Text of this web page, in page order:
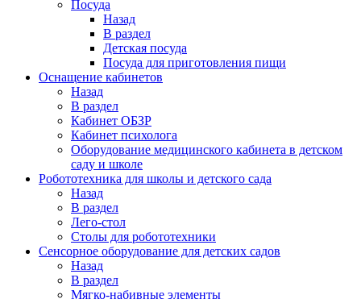
Посуда
Назад
В раздел
Детская посуда
Посуда для приготовления пищи
Оснащение кабинетов
Назад
В раздел
Кабинет ОБЗР
Кабинет психолога
Оборудование медицинского кабинета в детском
саду и школе
Робототехника для школы и детского сада
Назад
В раздел
Лего-стол
Столы для робототехники
Сенсорное оборудование для детских садов
Назад
В раздел
Мягко-набивные элементы